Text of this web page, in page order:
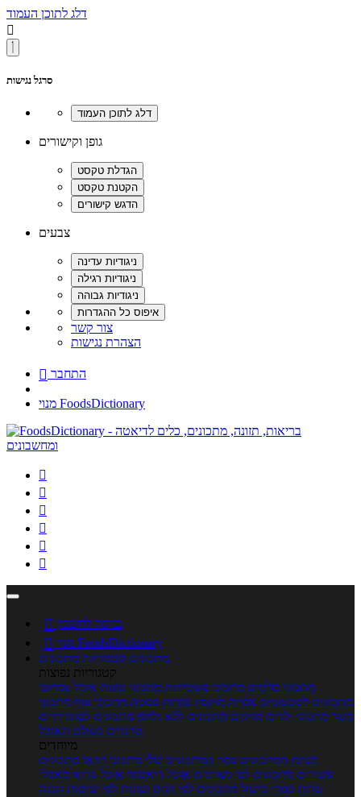
דלג לתוכן העמוד

סרגל נגישות
גופן וקישורים
צבעים
צור קשר
הצהרת נגישות
 התחבר
מנוי FoodsDictionary






 כניסה לחשבון

מנוי FoodsDictionary
מתכונים קטגוריות מתכונים
קטגוריות נפוצות
מתכוני סלטים מתכוני פשטידות מתכוני עוגות אוכל צמחוני
מתכונים לטבעוניים אפייה מוקפץ עוגיות פסטה מתכוני עוף מתכוני
בשר מתכוני ילדים מרקים מתכונים ללא גלוטן מתכונים לסוכרתיים
טרנדים בעולם האוכל
מיוחדים
מנתח המתכונים ספר המתכונים שלי מתכוני וידאו מתכונים
עשירים מתכונים לפי מצרכים אוכל דיאטטי אוכל בריא מאכלי
עדות ספרי בישול מתכונים לפי חגים ועונות לפי שיטות הכנה